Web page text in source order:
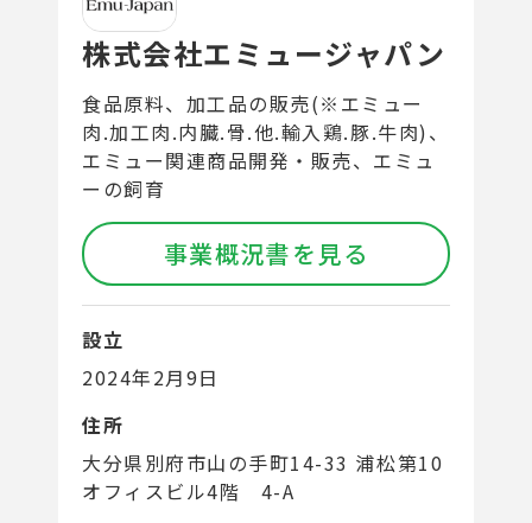
株式会社エミュージャパン
食品原料、加工品の販売(※エミュー
肉.加工肉.内臓.骨.他.輸入鶏.豚.牛肉)、
エミュー関連商品開発・販売、エミュ
ーの飼育
事業概況書を見る
設立
2024年2月9日
住所
大分県別府市山の手町14-33 浦松第10
オフィスビル4階 4-A